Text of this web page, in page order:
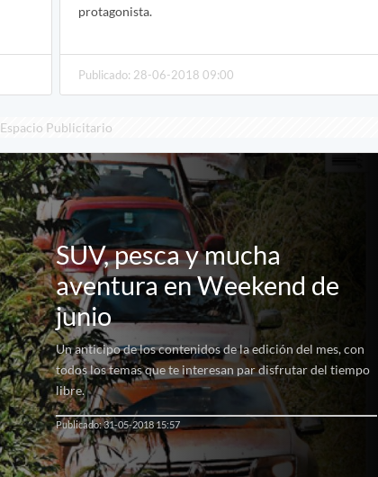
protagonista.
Publicado: 28-06-2018 09:00
Espacio Publicitario
SUV, pesca y mucha
aventura en Weekend de
junio
Un anticipo de los contenidos de la edición del mes, con
todos los temas que te interesan par disfrutar del tiempo
libre.
Publicado: 31-05-2018 15:57